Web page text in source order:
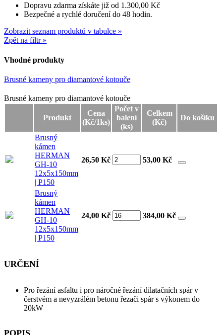
Dopravu zdarma získáte již od 1.300,00 Kč
Bezpečné a rychlé doručení do 48 hodin.
Zobrazit seznam produktů v tabulce »
Zpět na filtr »
Vhodné produkty
Brusné kameny pro diamantové kotouče
Brusné kameny pro diamantové kotouče
Brusné kameny pro diamantové kotouče
Produkt
Cena
(Kč/1ks)
Počet v
balení
(ks)
Celkem
(Kč)
Do košíku
Brusný
kámen
HERMAN
GH-10
12x5x150mm
| P150
26,50 Kč 53,00 Kč
Brusný
kámen
HERMAN
GH-10
12x5x150mm
| P150
24,00 Kč 384,00 Kč
URČENÍ
Pro řezání asfaltu i pro náročné řezání dilatačních spár v
čerstvém a nevyzrálém betonu řezači spár s výkonem do
20kW
POPIS